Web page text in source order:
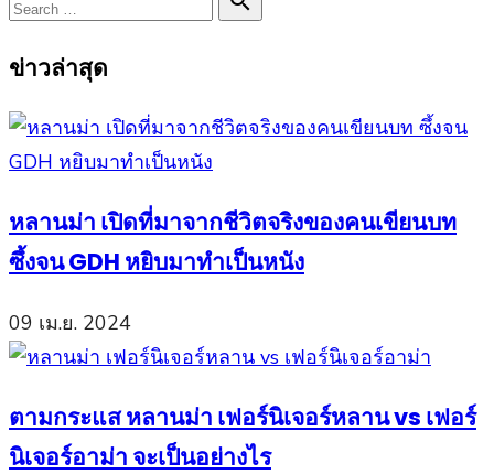
Search
ข่าวล่าสุด
หลานม่า เปิดที่มาจากชีวิตจริงของคนเขียนบท
ซึ้งจน GDH หยิบมาทำเป็นหนัง
09 เม.ย. 2024
ตามกระแส หลานม่า เฟอร์นิเจอร์หลาน vs เฟอร์
นิเจอร์อาม่า จะเป็นอย่างไร